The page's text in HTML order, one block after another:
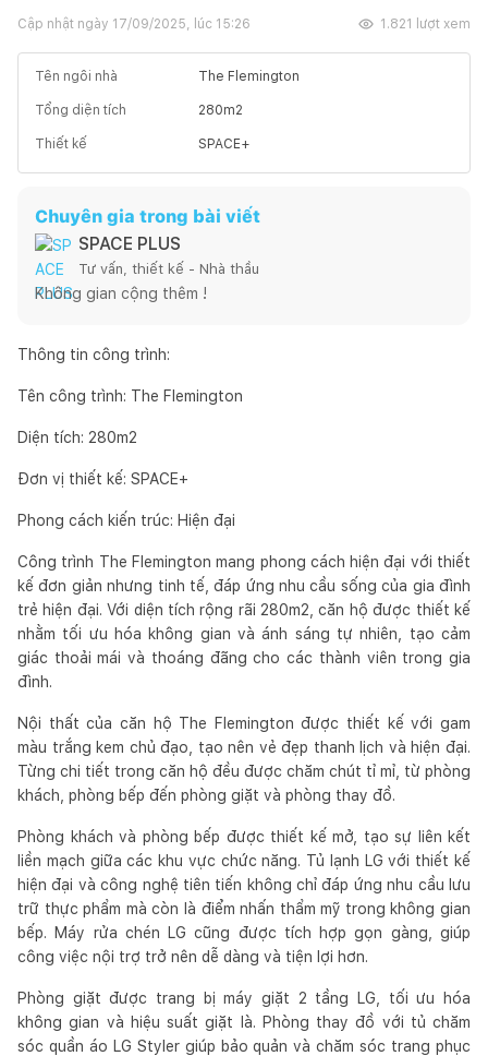
Cập nhật ngày 17/09/2025, lúc 15:26 1.821 lượt xem
Tên ngôi nhà The Flemington
Tổng diện tích 280m2
Thiết kế SPACE+
Chuyên gia trong bài viết
SPACE PLUS
Tư vấn, thiết kế - Nhà thầu
Không gian cộng thêm !
Thông tin công trình:
Tên công trình: The Flemington
Diện tích: 280m2
Đơn vị thiết kế: SPACE+
Phong cách kiến trúc: Hiện đại
Công trình The Flemington mang phong cách hiện đại với thiết
kế đơn giản nhưng tinh tế, đáp ứng nhu cầu sống của gia đình
trẻ hiện đại. Với diện tích rộng rãi 280m2, căn hộ được thiết kế
nhằm tối ưu hóa không gian và ánh sáng tự nhiên, tạo cảm
giác thoải mái và thoáng đãng cho các thành viên trong gia
đình.
Nội thất của căn hộ The Flemington được thiết kế với gam
màu trắng kem chủ đạo, tạo nên vẻ đẹp thanh lịch và hiện đại.
Từng chi tiết trong căn hộ đều được chăm chút tỉ mỉ, từ phòng
khách, phòng bếp đến phòng giặt và phòng thay đồ.
Phòng khách và phòng bếp được thiết kế mở, tạo sự liên kết
liền mạch giữa các khu vực chức năng. Tủ lạnh LG với thiết kế
hiện đại và công nghệ tiên tiến không chỉ đáp ứng nhu cầu lưu
trữ thực phẩm mà còn là điểm nhấn thẩm mỹ trong không gian
bếp. Máy rửa chén LG cũng được tích hợp gọn gàng, giúp
công việc nội trợ trở nên dễ dàng và tiện lợi hơn.
Phòng giặt được trang bị máy giặt 2 tầng LG, tối ưu hóa
không gian và hiệu suất giặt là. Phòng thay đồ với tủ chăm
sóc quần áo LG Styler giúp bảo quản và chăm sóc trang phục